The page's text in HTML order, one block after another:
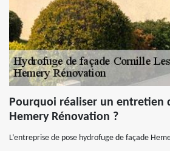
Pourquoi réaliser un entretien
Hemery Rénovation ?
L’entreprise de pose hydrofuge de façade